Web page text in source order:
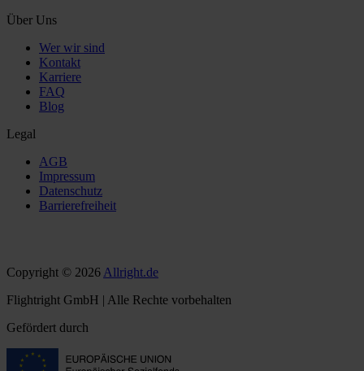
Über Uns
Wer wir sind
Kontakt
Karriere
FAQ
Blog
Legal
AGB
Impressum
Datenschutz
Barrierefreiheit
Copyright © 2026 Allright.de
Flightright GmbH | Alle Rechte vorbehalten
Gefördert durch